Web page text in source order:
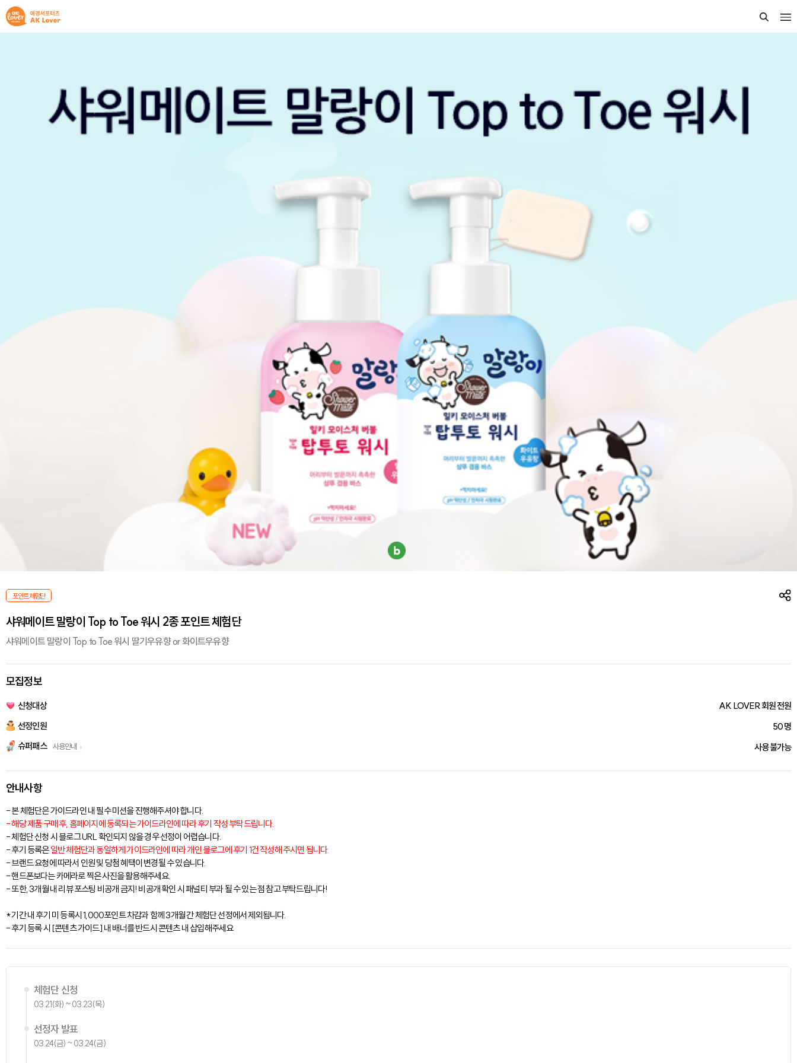
포인트체험단
샤워메이트 말랑이 Top to Toe 워시 2종 포인트 체험단
샤워메이트 말랑이 Top to Toe 워시 딸기우유향 or 화이트우유향
모집정보
신청대상
AK LOVER 회원 전원
선정인원
50 명
슈퍼패스
사용안내 사용 불가능
안내사항
- 본 체험단은 가이드라인 내필수 미션을 진행해주셔야 합니다.
- 해당 제품 구매 후, 홈페이지에 등록되는 가이드라인에 따라 후기 작성 부탁드립니다.
- 체험단 신청 시 블로그 URL 확인되지 않을 경우 선정이 어렵습니다.
- 후기 등록은일반 체험단과 동일하게 가이드라인에 따라 개인 블로그에 후기 1건 작성해 주시면 됩니다.
- 브랜드 요청에 따라서 인원 및 당첨 혜택이 변경될 수 있습니다.
- 핸드폰보다는 카메라로 찍은 사진을 활용해주세요.
- 또한, 3개월 내 리뷰 포스팅 비공개 금지! 비공개 확인 시 패널티 부과 될 수 있는 점 참고 부탁드립니다!
* 기간 내 후기 미 등록시 1,000포인트 차감과 함께 3개월 간 체험단 선정에서 제외됩니다.
- 후기 등록 시 [콘텐츠 가이드] 내 배너를 반드시 콘텐츠 내 삽입해주세요
체험단 신청
03.21(화) ~ 03.23(목)
선정자 발표
03.24(금) ~ 03.24(금)